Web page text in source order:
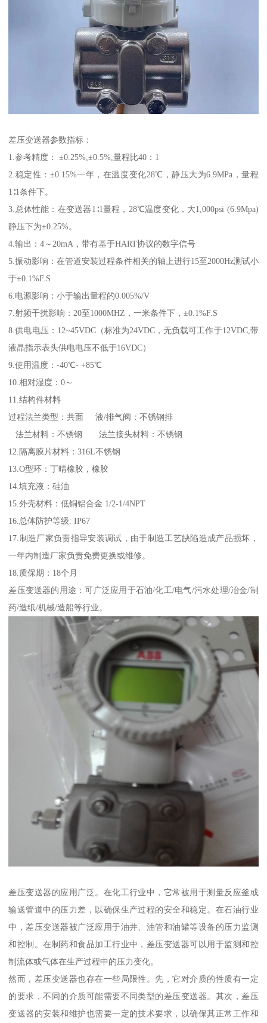
差压变送器参数指标：
1.参考精度： ±0.25%,±0.5%,量程比40：1
2.稳定性：±0.15%一年，在温度变化28℃，静压大为6.9MPa，量程
1∶1条件下。
3.总体性能：在变送器1∶1量程，28℃温度变化，大1,000psi (6.9Mpa)
静压下为±0.25%。
4.输出：4～20mA，带有基于HART协议的数字信号
5.振动影响：在管道安装过程条件相关的轴上进行15至2000Hz测试小
于±0.1%F.S
6.电源影响：小于输出量程的0.005%/V
7.射频干扰影响：20至1000MHZ，一米条件下，±0.1%F.S
8.供电电压：12~45VDC（标准为24VDC，无负载可工作于12VDC,带
液晶指示表头供电电压不低于16VDC）
9.使用温度：-40℃- +85℃
10.相对湿度：0～
11.结构件材料
过程法兰类型：共面 液/排气阀：不锈钢排
法兰材料：不锈钢 法兰接头材料：不锈钢
12.隔离膜片材料：316L不锈钢
13.O型环：丁晴橡胶，橡胶
14.填充液：硅油
15.外壳材料：低铜铝合金 1/2-1/4NPT
16.总体防护等级: IP67
17.制造厂家负责指导安装调试，由于制造工艺缺陷造成产品损坏，
一年内制造厂家负责免费更换或维修。
18.质保期：18个月
差压变送器的用途：可广泛应用于石油/化工/电气/污水处理/冶金/制
药/造纸/机械/造船等行业。
差压变送器的应用广泛。在化工行业中，它常被用于测量反应釜或
输送管道中的压力差，以确保生产过程的安全和稳定。在石油行业
中，差压变送器被广泛应用于油井、油管和油罐等设备的压力监测
和控制。在制药和食品加工行业中，差压变送器可以用于监测和控
制流体或气体在生产过程中的压力变化。
然而，差压变送器也存在一些局限性。先，它对介质的性质有一定
的要求，不同的介质可能需要不同类型的差压变送器。其次，差压
变送器的安装和维护也需要一定的技术要求，以确保其正常工作和